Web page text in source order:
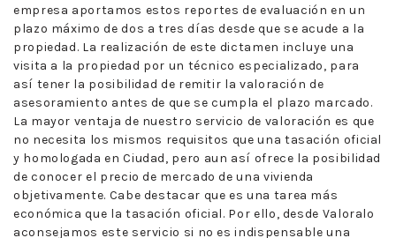
empresa aportamos estos reportes de evaluación en un
plazo máximo de dos a tres días desde que se acude a la
propiedad. La realización de este dictamen incluye una
visita a la propiedad por un técnico especializado, para
así tener la posibilidad de remitir la valoración de
asesoramiento antes de que se cumpla el plazo marcado.
La mayor ventaja de nuestro servicio de valoración es que
no necesita los mismos requisitos que una tasación oficial
y homologada en Ciudad, pero aun así ofrece la posibilidad
de conocer el precio de mercado de una vivienda
objetivamente. Cabe destacar que es una tarea más
económica que la tasación oficial. Por ello, desde Valoralo
aconsejamos este servicio si no es indispensable una